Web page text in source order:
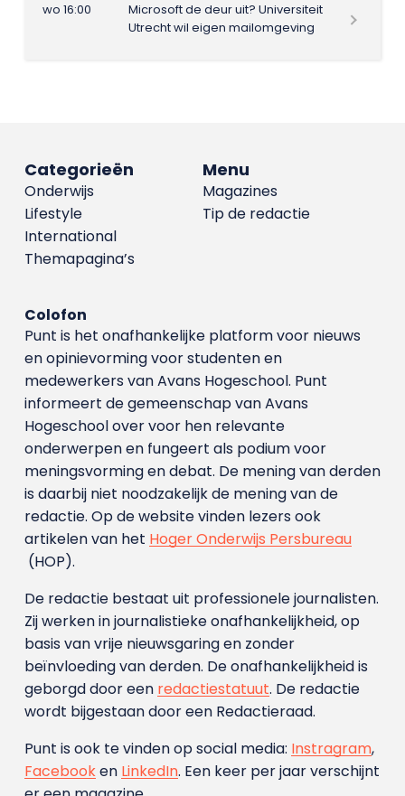
wo 16:00
Microsoft de deur uit? Universiteit
Utrecht wil eigen mailomgeving
Menu
Magazines
Tip de redactie
Categorieën
Onderwijs
Lifestyle
International
Themapagina’s
Colofon
Punt is het onafhankelijke platform voor nieuws
en opinievorming voor studenten en
medewerkers van Avans Hoge­school. Punt
informeert de gemeenschap van Avans
Hogeschool over voor hen relevante
onderwerpen en fungeert als podium voor
meningsvorming en debat. De mening van derden
is daarbij niet noodzakelijk de mening van de
redactie. Op de website vinden lezers ook
artikelen van het Hoger Onderwijs Persbureau
(HOP).
De redactie bestaat uit professionele journalisten.
Zij werken in journalistieke onafhankelijkheid, op
basis van vrije nieuwsgaring en zonder
beïnvloeding van derden. De onafhankelijkheid is
geborgd door een redactiestatuut. De redactie
wordt bijgestaan door een Redactieraad.
Punt is ook te vinden op social media: Instragram,
Facebooken LinkedIn. Een keer per jaar verschijnt